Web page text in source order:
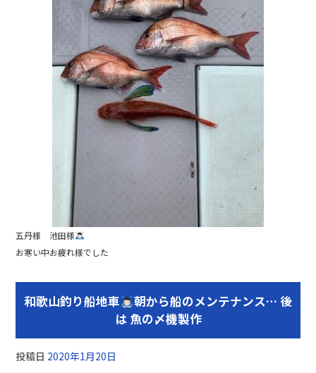
五丹様 池田様
お寒い中お疲れ様でした
和歌山釣り船地車
朝から船のメンテナンス… 後
は 魚の〆機製作
投稿日 2020年1月20日